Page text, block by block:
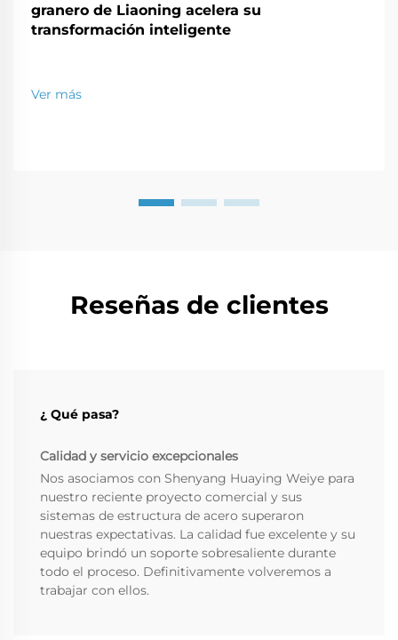
granero de Liaoning acelera su
transformación inteligente
Ver más
Reseñas de clientes
¿ Qué pasa?
Calidad y servicio excepcionales
Nos asociamos con Shenyang Huaying Weiye para
nuestro reciente proyecto comercial y sus
sistemas de estructura de acero superaron
nuestras expectativas. La calidad fue excelente y su
equipo brindó un soporte sobresaliente durante
todo el proceso. Definitivamente volveremos a
trabajar con ellos.